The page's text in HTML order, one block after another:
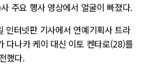
주요 행사 영상에서 얼굴이 빠졌다.
인터넷판 기사에서 연예기획사 트라
다나카 케이 대신 이토 켄타로(28)를
했다.